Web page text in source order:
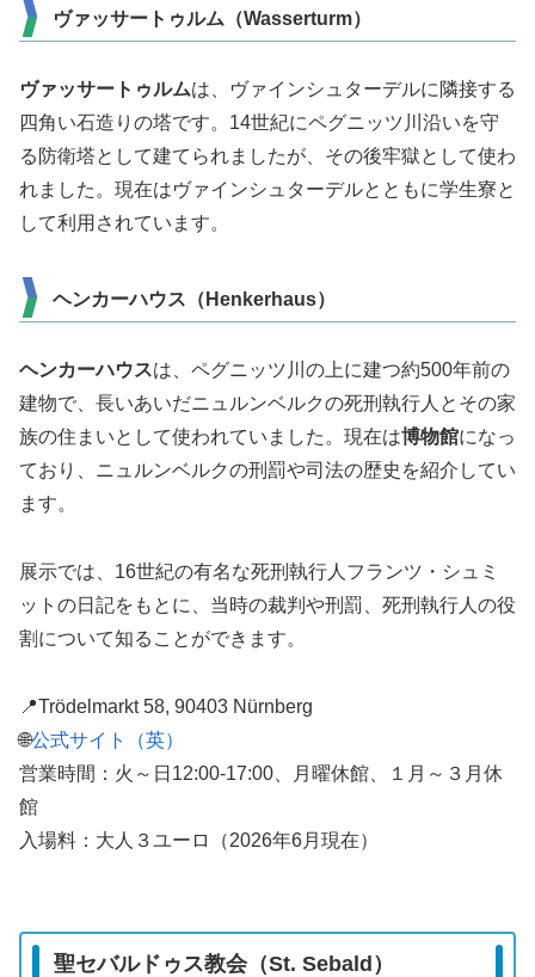
ヴァッサートゥルム（Wasserturm）
ヴァッサートゥルムは、ヴァインシュターデルに隣接する
四角い石造りの塔です。14世紀にペグニッツ川沿いを守
る防衛塔として建てられましたが、その後牢獄として使わ
れました。現在はヴァインシュターデルとともに学生寮と
して利用されています。
ヘンカーハウス（Henkerhaus）
ヘンカーハウスは、ペグニッツ川の上に建つ約500年前の
建物で、長いあいだニュルンベルクの死刑執行人とその家
族の住まいとして使われていました。現在は博物館になっ
ており、ニュルンベルクの刑罰や司法の歴史を紹介してい
ます。
展示では、16世紀の有名な死刑執行人フランツ・シュミ
ットの日記をもとに、当時の裁判や刑罰、死刑執行人の役
割について知ることができます。
📍Trödelmarkt 58, 90403 Nürnberg
🌐公式サイト（英）
営業時間：火～日12:00-17:00、月曜休館、１月～３月休
館
入場料：大人３ユーロ（2026年6月現在）
聖セバルドゥス教会（St. Sebald）